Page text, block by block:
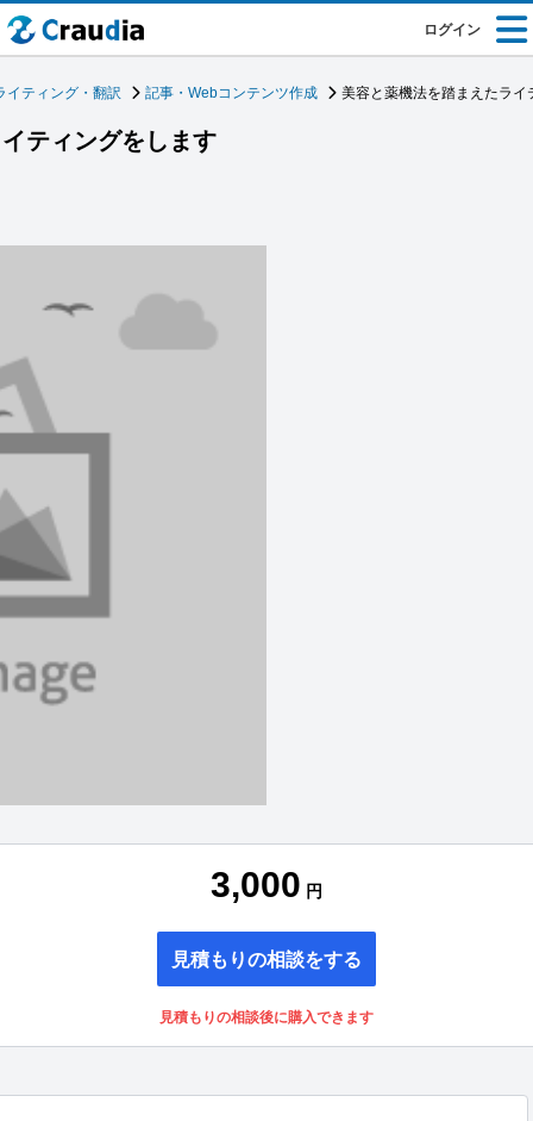
ログイン
イティング・翻訳 記事・Webコンテンツ作成 美容と薬機法を踏まえたライ
ティングをします
3,000 円
見積もりの相談をする
見積もりの相談後に購入できます